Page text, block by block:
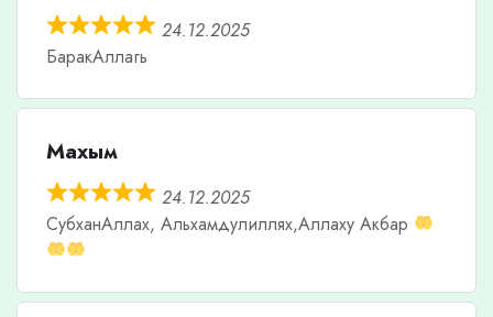
24.12.2025
БаракАллагь
Махым
24.12.2025
СубханАллах, Альхамдулиллях,Аллаху Акбар